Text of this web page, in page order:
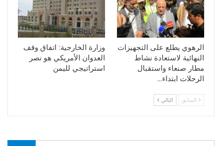
الرهوي يطلع على التجهيزات
النهائية لاستعادة نشاط
مطار صنعاء واستقبال
الرحلات ابتداء…
وزارة الخارجية: اتفاق وقف
العدوان الأمريكي هو نصر
استراتيجي لليمن
السابق التالي